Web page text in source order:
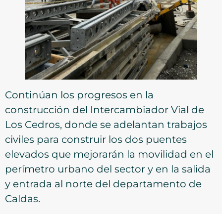
Continúan los progresos en la
construcción del Intercambiador Vial de
Los Cedros, donde se adelantan trabajos
civiles para construir los dos puentes
elevados que mejorarán la movilidad en el
perímetro urbano del sector y en la salida
y entrada al norte del departamento de
Caldas.